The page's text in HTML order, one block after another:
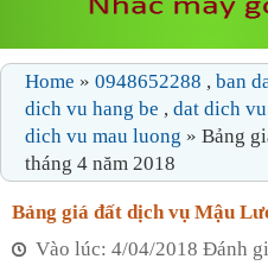
Home » 0948652288 , ban
dich vu hang be , dat dich
dich vu mau luong » Bảng
tháng 4 năm 2018
Bảng giá đất dịch vụ Mậu
Vào lúc: 4/04/2018 Đánh